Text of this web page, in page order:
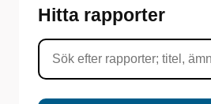
Hitta rapporter